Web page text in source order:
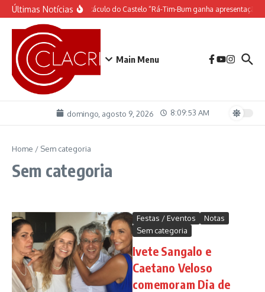
Ir para o conteúdo
Últimas NotíciasO espetáculo do Castelo “Rá-Tim-Bum ganha apresentação
Main Menu
domingo, agosto 9, 2026 8:09:53 AM
Home / Sem categoria
Sem categoria
Festas / Eventos
Notas
Sem categoria
Ivete Sangalo e
Caetano Veloso
comemoram Dia de